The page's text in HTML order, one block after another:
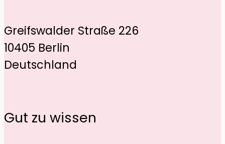
Greifswalder Straße 226
10405 Berlin
Deutschland
Gut zu wissen